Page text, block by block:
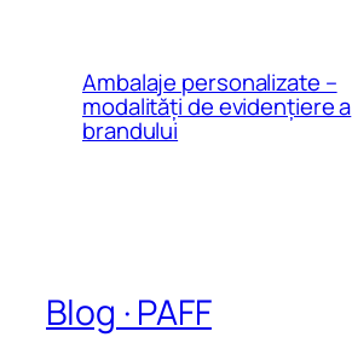
Ambalaje personalizate –
modalităţi de evidenţiere a
brandului
Blog · PAFF